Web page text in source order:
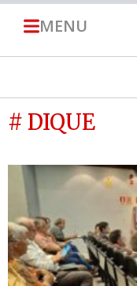
MENU
# DIQUE